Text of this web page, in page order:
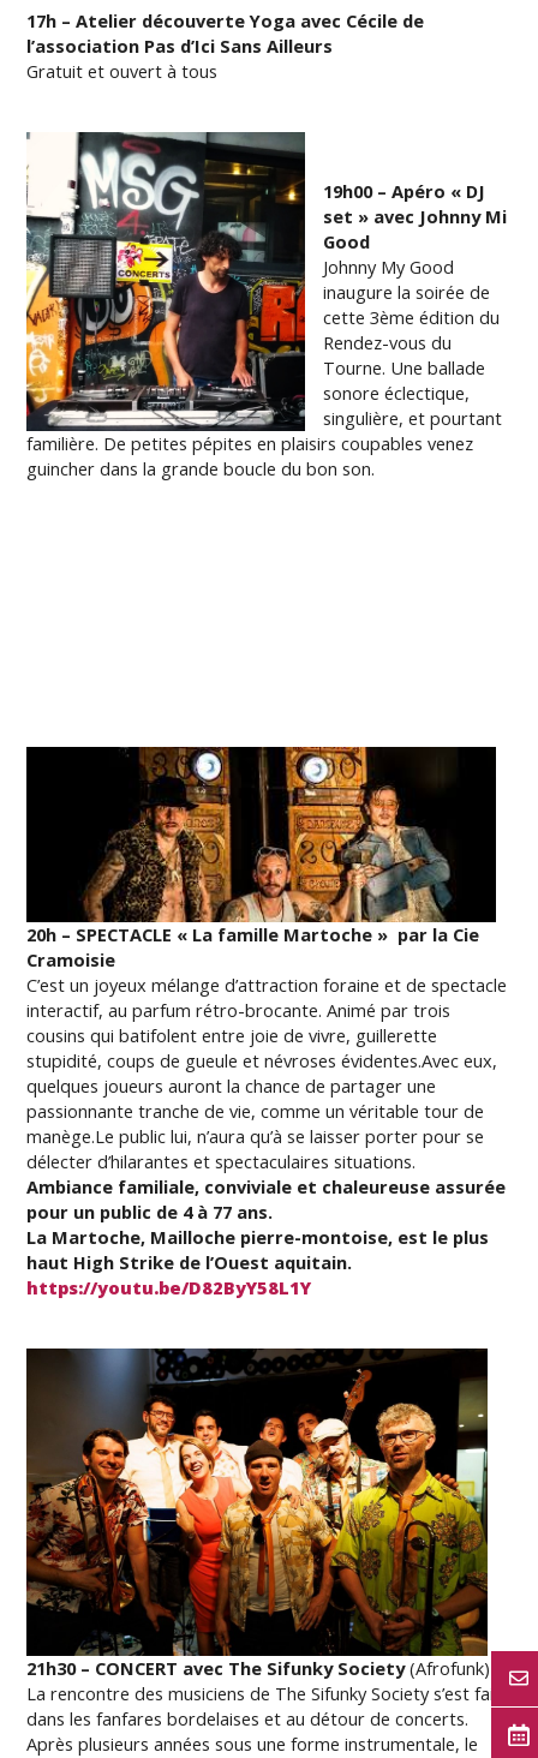
17h – Atelier découverte Yoga avec Cécile de
l’association Pas d’Ici Sans Ailleurs
Gratuit et ouvert à tous
19h00 – Apéro « DJ
set » avec Johnny Mi
Good
Johnny My Good
inaugure la soirée de
cette 3ème édition du
Rendez-vous du
Tourne. Une ballade
sonore éclectique,
singulière, et pourtant
familière. De petites pépites en plaisirs coupables venez
guincher dans la grande boucle du bon son.
20h – SPECTACLE « La famille Martoche » par la Cie
Cramoisie
C’est un joyeux mélange d’attraction foraine et de spectacle
interactif, au parfum rétro-brocante. Animé par trois
cousins qui batifolent entre joie de vivre, guillerette
stupidité, coups de gueule et névroses évidentes.Avec eux,
quelques joueurs auront la chance de partager une
passionnante tranche de vie, comme un véritable tour de
manège.Le public lui, n’aura qu’à se laisser porter pour se
délecter d’hilarantes et spectaculaires situations.
Ambiance familiale, conviviale et chaleureuse assurée
pour un public de 4 à 77 ans.
La Martoche, Mailloche pierre-montoise, est le plus
haut High Strike de l’Ouest aquitain.
https://youtu.be/D82ByY58L1Y
21h30 – CONCERT avec The Sifunky Society(Afrofunk)
La rencontre des musiciens de The Sifunky Society s’est faite
dans les fanfares bordelaises et au détour de concerts.
Après plusieurs années sous une forme instrumentale, le